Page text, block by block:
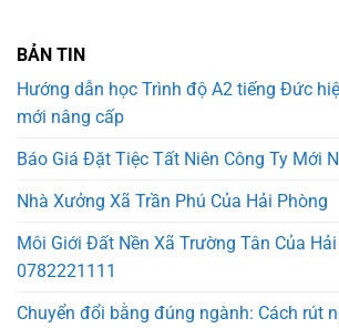
BẢN TIN
Hướng dẫn học Trình độ A2 tiếng Đức
mới nâng cấp
Báo Giá Đặt Tiệc Tất Niên Công Ty Mới
Nhà Xưởng Xã Trần Phú Của Hải Phòng
Môi Giới Đất Nền Xã Trường Tân Của
0782221111
Chuyển đổi bằng đúng ngành: Cách rút